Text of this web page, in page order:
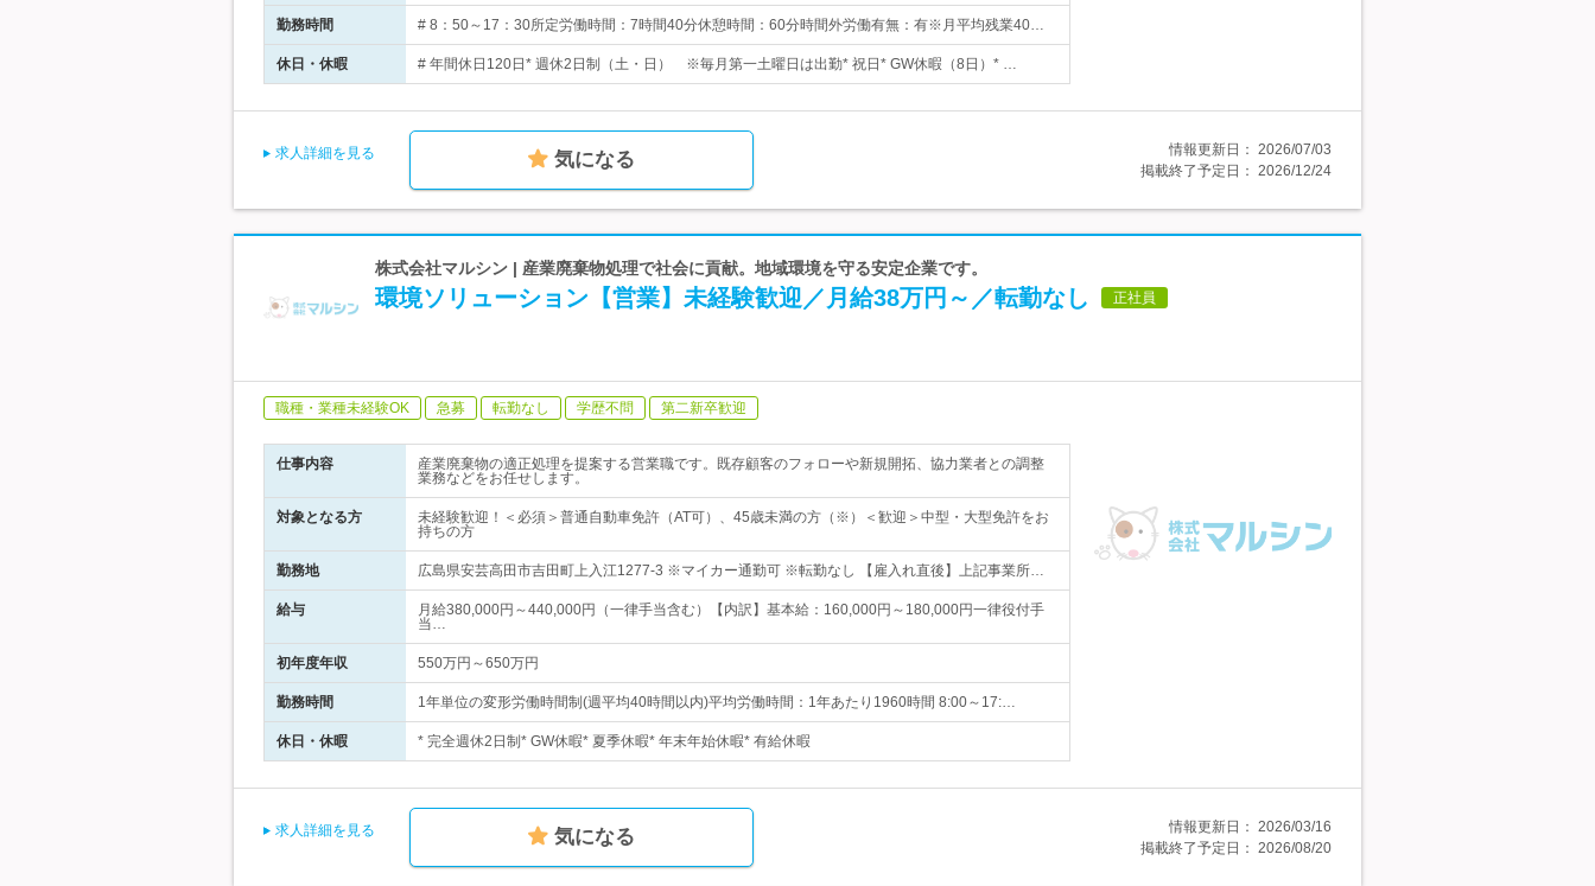
勤務時間 # 8：50～17：30所定労働時間：7時間40分休憩時間：60分時間外労働有無：有※月平均残業40…
休日・休暇 # 年間休日120日* 週休2日制（土・日） ※毎月第一土曜日は出勤* 祝日* GW休暇（8日）* …
求人詳細を見る 気になる 情報更新日： 2026/07/03
掲載終了予定日： 2026/12/24
株式会社マルシン | 産業廃棄物処理で社会に貢献。地域環境を守る安定企業です。
環境ソリューション【営業】未経験歓迎／月給38万円～／転勤なし 正社員
職種・業種未経験OK 急募 転勤なし 学歴不問 第二新卒歓迎
仕事内容
産業廃棄物の適正処理を提案する営業職です。既存顧客のフォローや新規開拓、協力業者との調整
業務などをお任せします。
対象となる方
未経験歓迎！＜必須＞普通自動車免許（AT可）、45歳未満の方（※）＜歓迎＞中型・大型免許をお
持ちの方
勤務地 広島県安芸高田市吉田町上入江1277-3 ※マイカー通勤可 ※転勤なし 【雇入れ直後】上記事業所…
給与
月給380,000円～440,000円（一律手当含む）【内訳】基本給：160,000円～180,000円一律役付手
当…
初年度年収 550万円～650万円
勤務時間 1年単位の変形労働時間制(週平均40時間以内)平均労働時間：1年あたり1960時間 8:00～17:…
休日・休暇 * 完全週休2日制* GW休暇* 夏季休暇* 年末年始休暇* 有給休暇
求人詳細を見る 気になる 情報更新日： 2026/03/16
掲載終了予定日： 2026/08/20